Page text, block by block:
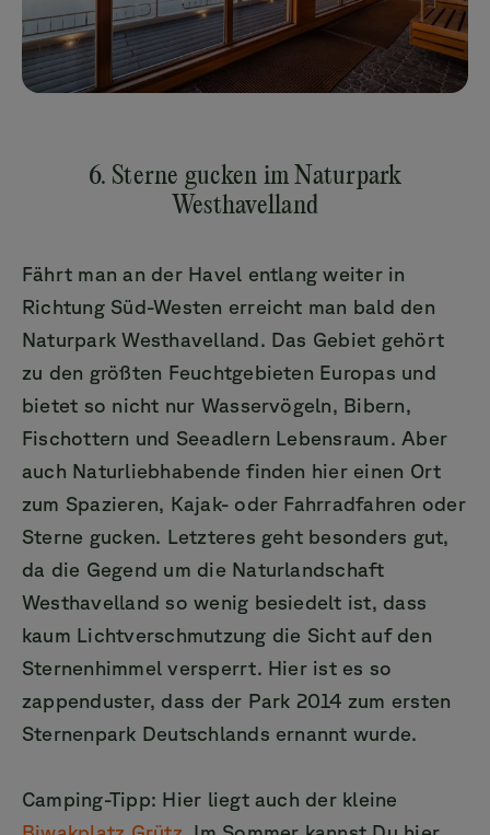
6. Sterne gucken im Naturpark
Westhavelland
Fährt man an der Havel entlang weiter in
Richtung Süd-Westen erreicht man bald den
Naturpark Westhavelland. Das Gebiet gehört
zu den größten Feuchtgebieten Europas und
bietet so nicht nur Wasservögeln, Bibern,
Fischottern und Seeadlern Lebensraum. Aber
auch Naturliebhabende finden hier einen Ort
zum Spazieren, Kajak- oder Fahrradfahren oder
Sterne gucken. Letzteres geht besonders gut,
da die Gegend um die Naturlandschaft
Westhavelland so wenig besiedelt ist, dass
kaum Lichtverschmutzung die Sicht auf den
Sternenhimmel versperrt. Hier ist es so
zappenduster, dass der Park 2014 zum ersten
Sternenpark Deutschlands ernannt wurde.
Camping-Tipp: Hier liegt auch der kleine